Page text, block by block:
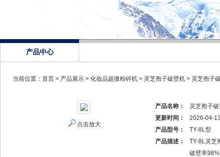
产品中心
当前位置： 首页 > 产品展示 > 化妆品超微粉碎机 > 灵芝孢子破壁机 > 灵芝孢子
点击放大
产品名称：
灵芝孢子
更新时间：
2026-04-
产品型号：
TY-8L型
产品描述：
TY-8L灵芝
破壁率